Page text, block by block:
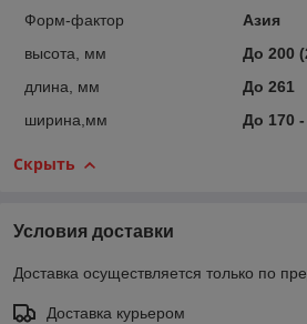
Форм-фактор
Азия
высота, мм
До 200
длина, мм
До 261
ширина,мм
До 170 -
Скрыть
Условия доставки
Доставка осуществляется только по
Доставка курьером